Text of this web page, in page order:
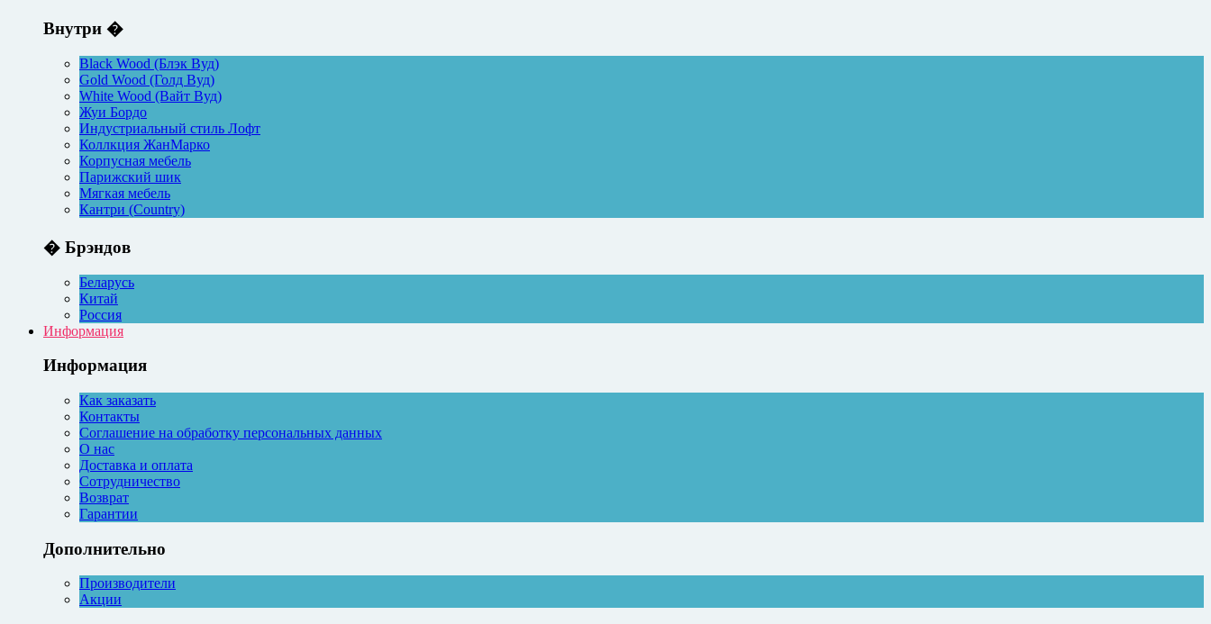
Внутри �
Black Wood (Блэк Вуд)
Gold Wood (Голд Вуд)
White Wood (Вайт Вуд)
Жуи Бордо
Индустриальный стиль Лофт
Коллкция ЖанМарко
Корпусная мебель
Парижский шик
Мягкая мебель
Кантри (Country)
� Брэндов
Беларусь
Китай
Россия
Информация
Информация
Как заказать
Контакты
Соглашение на обработку персональных данных
О нас
Доставка и оплата
Сотрудничество
Возврат
Гарантии
Дополнительно
Производители
Акции